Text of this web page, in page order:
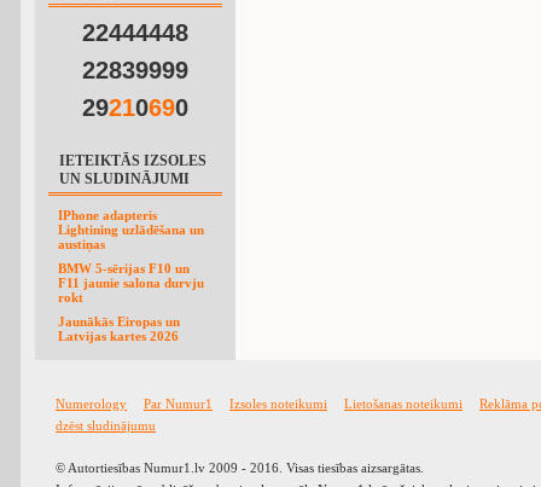
22444448
22839999
29210690
IETEIKTĀS IZSOLES
UN SLUDINĀJUMI
IPhone adapteris
Lightining uzlādēšana un
austiņas
BMW 5-sērijas F10 un
F11 jaunie salona durvju
rokt
Jaunākās Eiropas un
Latvijas kartes 2026
Numerology Par Numur1 Izsoles noteikumi Lietošanas noteikumi
Reklāma
dzēst sludinājumu
© Autortiesības Numur1.lv 2009 - 2016. Visas tiesības aizsargātas.